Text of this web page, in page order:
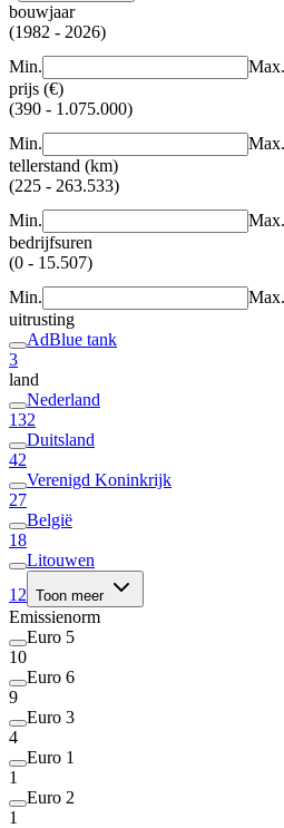
bouwjaar
(1982 - 2026)
Min.
Max.
prijs (€)
(390 - 1.075.000)
Min.
Max.
tellerstand (km)
(225 - 263.533)
Min.
Max.
bedrijfsuren
(0 - 15.507)
Min.
Max.
uitrusting
AdBlue tank
3
land
Nederland
132
Duitsland
42
Verenigd Koninkrijk
27
België
18
Litouwen
12 Toon meer
Emissienorm
Euro 5
10
Euro 6
9
Euro 3
4
Euro 1
1
Euro 2
1